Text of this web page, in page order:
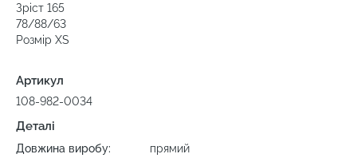
Зріст 165
78/88/63
Розмір ХS
Артикул
108-982-0034
Деталі
Довжина виробу:
прямий